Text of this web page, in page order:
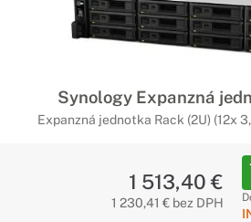
Synology Expanzná
Expanzná jednotka Rack (2U) (12x
1 513,40 €
1 230,41 € bez DPH